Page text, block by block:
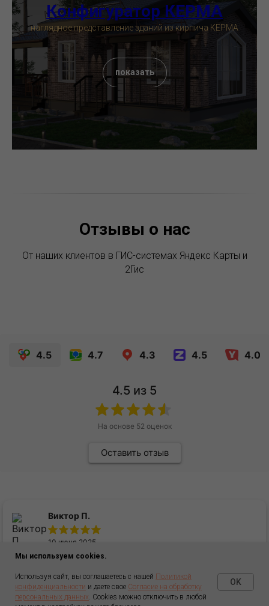
Мы используем cookies.
Используя сайт, вы соглашаетесь с нашей Политикой
конфиденциальности и даете свое Согласие на обработку
персональных данных. Cookies можно отключить в любой
OK
Конфигуратор КЕРМА
наглядное представление зданий из кирпича КЕРМА
показать
Отзывы о нас
От наших клиентов в ГИС-системах Яндекс Карты и
2Гис